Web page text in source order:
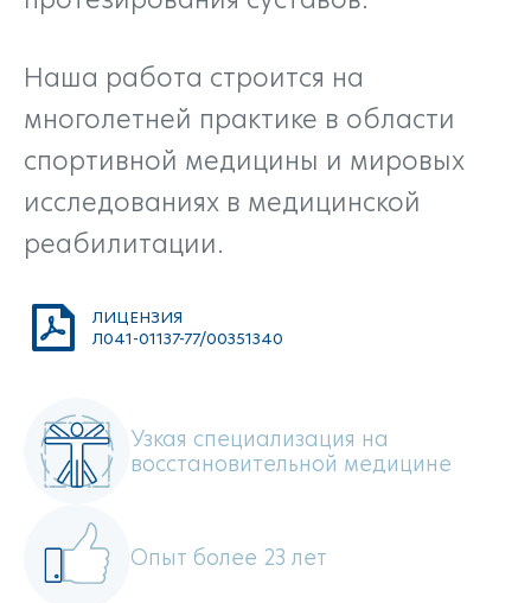
Наша работа строится на
многолетней практике в области
спортивной медицины и мировых
исследованиях в медицинской
реабилитации.
ЛИЦЕНЗИЯ
Л041-01137-77/00351340
Узкая специализация на
восстановительной медицине
Опыт более 23 лет